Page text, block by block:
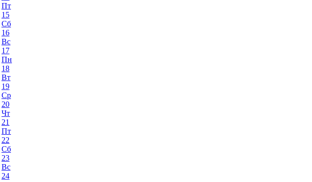
Пт
15
Сб
16
Вс
17
Пн
18
Вт
19
Ср
20
Чт
21
Пт
22
Сб
23
Вс
24